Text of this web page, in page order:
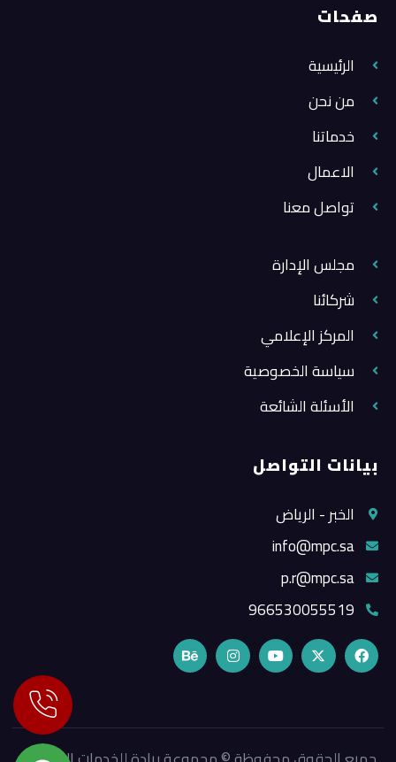
صفحات
الرئيسية
من نحن
خدماتنا
الاعمال
تواصل معنا
مجلس الإدارة
شركائنا
المركز الإعلامي
سياسة الخصوصية
الأسئلة الشائعة
بيانات التواصل
الخبر - الرياض
info@mpc.sa
p.r@mpc.sa
966530055519